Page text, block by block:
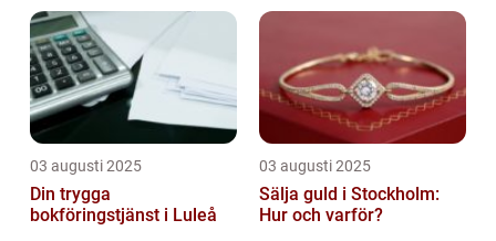
03 augusti 2025
Din trygga
bokföringstjänst i Luleå
03 augusti 2025
Sälja guld i Stockholm:
Hur och varför?